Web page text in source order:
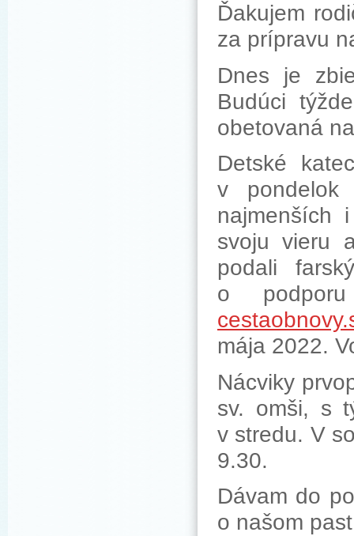
Ďakujem
za prípravu
Dnes je
Budúci
obetovaná
Detské
v pondelok
najmenších
svoju vieru
podali
o
mája 2022.
Nácviky
sv. omši, s
v stredu. V
9.30.
Dávam do
o našom